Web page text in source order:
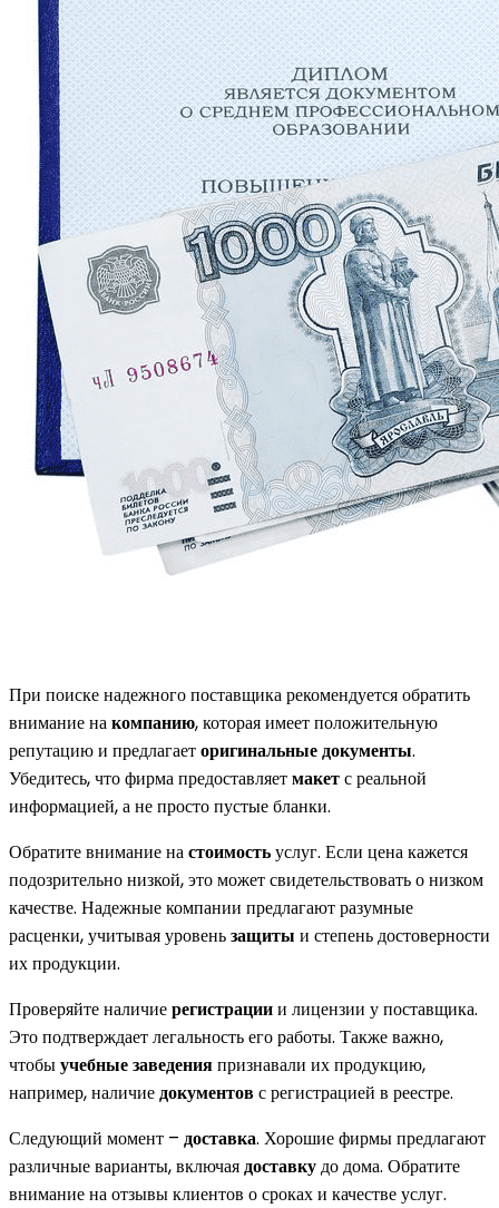
При поиске надежного поставщика рекомендуется обратить
внимание накомпанию, которая имеет положительную
репутацию и предлагаеторигинальные документы.
Убедитесь, что фирма предоставляетмакетс реальной
информацией, а не просто пустые бланки.
Обратите внимание настоимостьуслуг. Если цена кажется
подозрительно низкой, это может свидетельствовать о низком
качестве. Надежные компании предлагают разумные
расценки, учитывая уровеньзащиты и степень достоверности
их продукции.
Проверяйте наличиерегистрациии лицензии у поставщика.
Это подтверждает легальность его работы. Также важно,
чтобыучебные заведенияпризнавали их продукцию,
например, наличиедокументовс регистрацией в реестре.
Следующий момент – доставка. Хорошие фирмы предлагают
различные варианты, включаядоставкудо дома. Обратите
внимание на отзывы клиентов о сроках и качестве услуг.